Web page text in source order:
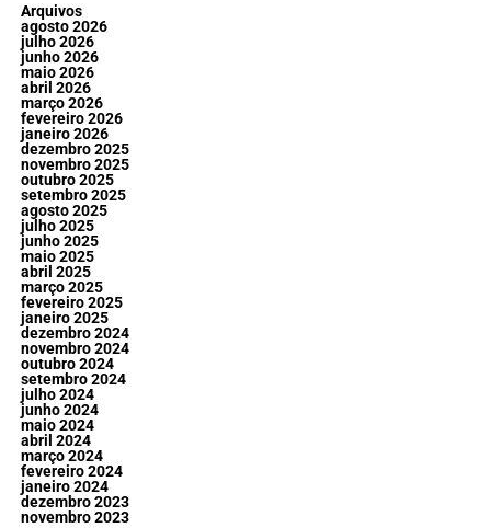
Arquivos
agosto 2026
julho 2026
junho 2026
maio 2026
abril 2026
março 2026
fevereiro 2026
janeiro 2026
dezembro 2025
novembro 2025
outubro 2025
setembro 2025
agosto 2025
julho 2025
junho 2025
maio 2025
abril 2025
março 2025
fevereiro 2025
janeiro 2025
dezembro 2024
novembro 2024
outubro 2024
setembro 2024
julho 2024
junho 2024
maio 2024
abril 2024
março 2024
fevereiro 2024
janeiro 2024
dezembro 2023
novembro 2023